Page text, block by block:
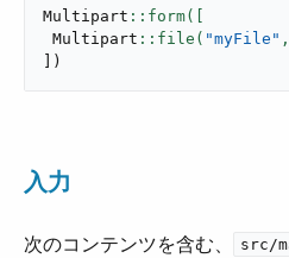
Multipart
Multipart ::file( "myFile" ,
)
入力
次のコンテンツを含む、​ src/